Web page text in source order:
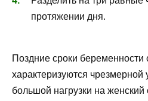
протяжении дня.
Поздние сроки беременности
характеризуются чрезмерной
большой нагрузки на